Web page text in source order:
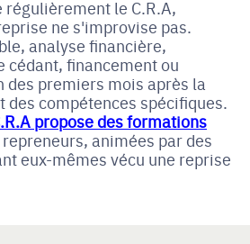
le C.R.A,
ne s'improvise pas.
analyse financière,
cédant, financement ou
des premiers mois après la
des compétences spécifiques.
propose des formations
animées par des
eux-mêmes vécu une reprise